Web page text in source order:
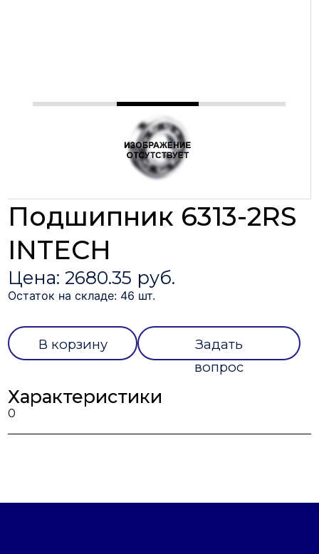
Подшипник 6313-2RS
INTECH
Цена: 2680.35 руб.
Остаток на складе: 46 шт.
В корзину
Задать
вопрос
Характеристики
0